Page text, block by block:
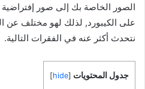
الصور الخاصة بك إلى صور إفتراضية
على الكيبورد, لذلك لهو مختلف عن
نتحدث أكثر عنه في الفقرات التالية.
جدول المحتويات [
hide
]